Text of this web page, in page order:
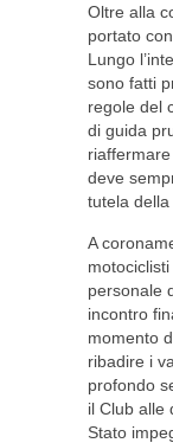
Oltre alla
portato
Lungo
sono fatti
regole del
di guida
deve
tutela della
A
personale
incontro
momento
ribadire i
profondo
il Club alle
Stato